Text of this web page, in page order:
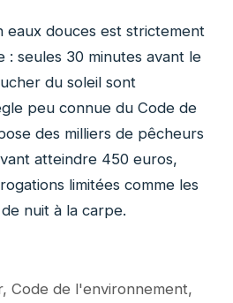
eaux douces est strictement
: seules 30 minutes avant le
du soleil sont
peu connue du Code de
des milliers de pêcheurs
atteindre 450 euros,
limitées comme les
nuit à la carpe.
,Code de l'environnement,